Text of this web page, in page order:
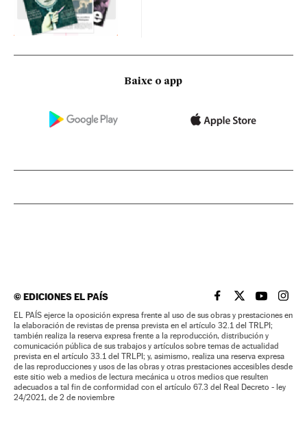
Baixe o app
©EDICIONES EL PAÍS EL PAÍS BRASIL EN
EL PAÍSEL PAÍS
EL
EL PAÍS ejerce la oposición expresa frente al uso de sus obras y prestaciones en
la elaboración de revistas de prensa prevista en el artículo 32.1 del TRLPI;
también realiza la reserva expresa frente a la reproducción, distribución y
comunicación pública de sus trabajos y artículos sobre temas de actualidad
prevista en el artículo 33.1 del TRLPI; y, asimismo, realiza una reserva expresa
de las reproducciones y usos de las obras y otras prestaciones accesibles desde
este sitio web a medios de lectura mecánica u otros medios que resulten
adecuados a tal fin de conformidad con el artículo 67.3 del Real Decreto - ley
24/2021, de 2 de noviembre